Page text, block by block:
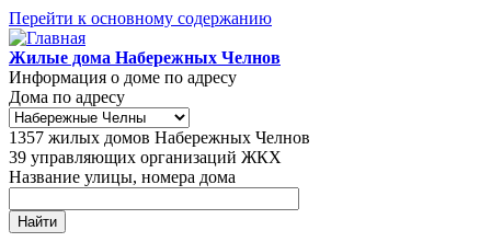
Перейти к основному содержанию
Жилые дома Набережных Челнов
Информация о доме по адресу
Дома по адресу
1357 жилых домов Набережных Челнов
39 управляющих организаций ЖКХ
Название улицы, номера дома